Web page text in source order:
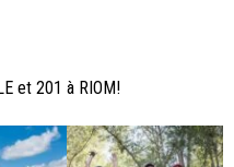
et 201 à RIOM!